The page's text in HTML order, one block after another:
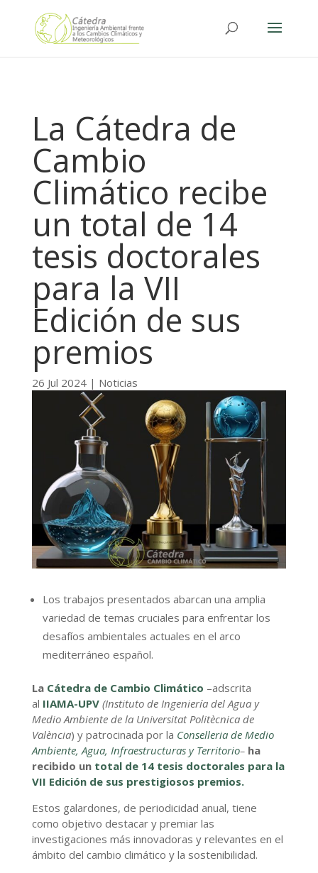
La Cátedra de
Cambio
Climático recibe
un total de 14
tesis doctorales
para la VII
Edición de sus
premios
26 Jul 2024| Noticias
Los trabajos presentados abarcan una amplia
variedad de temas cruciales para enfrentar los
desafíos ambientales actuales en el arco
mediterráneo español.
La Cátedra de Cambio Climático –adscrita
al IIAMA-UPV (Instituto de Ingeniería del Agua y
Medio Ambiente de la Universitat Politècnica de
València) y patrocinada por la Conselleria de Medio
Ambiente, Agua, Infraestructuras y Territorio– ha
recibido un total de 14 tesis doctorales para la
VII Edición de sus prestigiosos premios.
Estos galardones, de periodicidad anual, tiene
como objetivo destacar y premiar las
investigaciones más innovadoras y relevantes en el
ámbito del cambio climático y la sostenibilidad.